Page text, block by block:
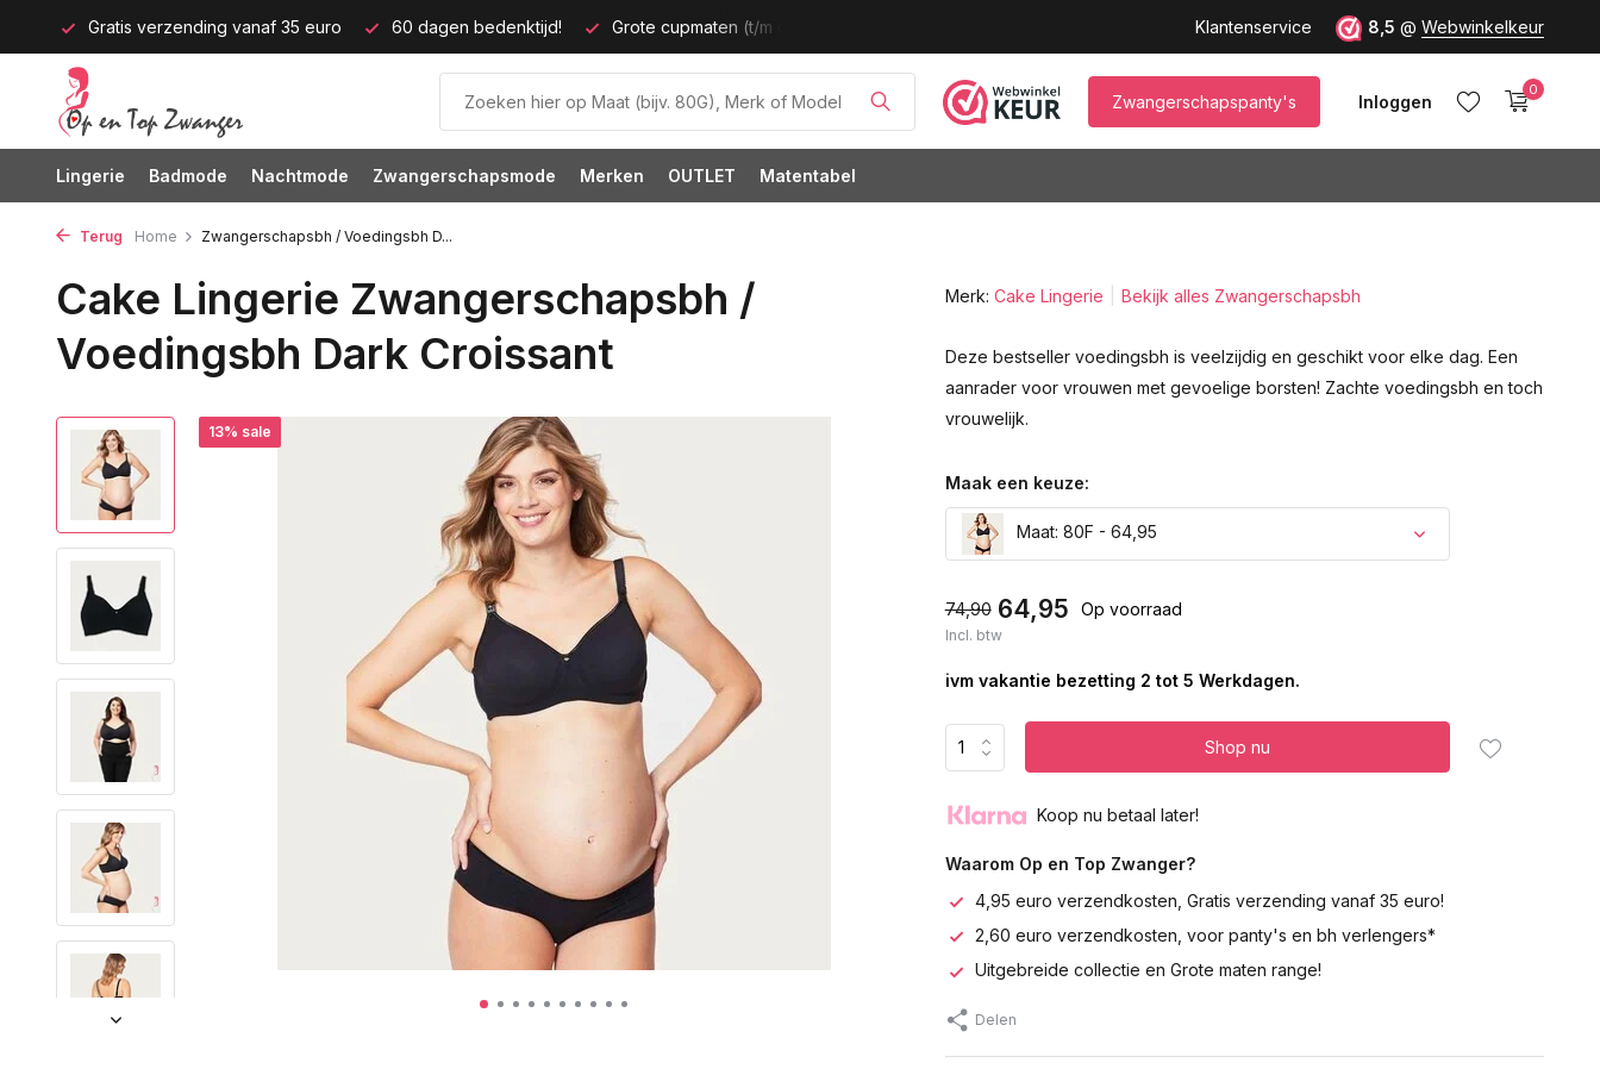
Gratis verzending vanaf 35 euro 60 dagen bedenktijd! Grote cupmaten (t/m cup M)! Klantenservice 8,5 @ Webwinkelkeur
Zwangerschapspanty's Inloggen
0
Lingerie Badmode Nachtmode Zwangerschapsmode Merken OUTLET Matentabel
Terug Home Zwangerschapsbh / Voedingsbh D...
Cake Lingerie Zwangerschapsbh /
Voedingsbh Dark Croissant
13% sale
Merk: Cake Lingerie Bekijk alles Zwangerschapsbh
Deze bestseller voedingsbh is veelzijdig en geschikt voor elke dag. Een
aanrader voor vrouwen met gevoelige borsten! Zachte voedingsbh en toch
vrouwelijk.
Maak een keuze:
Maat: 80F - 64,95
74,90 64,95 Op voorraad
Incl. btw
ivm vakantie bezetting 2 tot 5 Werkdagen.
Shop nu
Koop nu betaal later!
Waarom Op en Top Zwanger?
4,95 euro verzendkosten, Gratis verzending vanaf 35 euro!
2,60 euro verzendkosten, voor panty's en bh verlengers*
Uitgebreide collectie en Grote maten range!
Delen